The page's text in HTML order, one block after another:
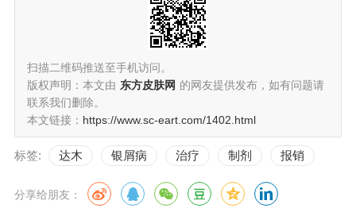
扫描二维码推送至手机访问。
版权声明：本文由 东方皮肤网 的网友提供发布，如有问题请
联系我们删除。
本文链接： https://www.sc-eart.com/1402.html
标签: 达木 银屑病 治疗 制剂 报销
分享给朋友：